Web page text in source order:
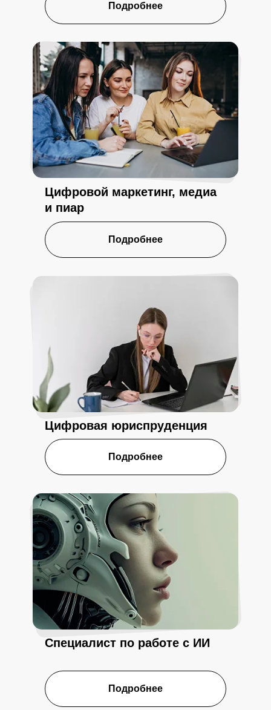
Подробнее
Цифровой маркетинг, медиа
и пиар
Подробнее
Цифровая юриспруденция
Подробнее
Подробнее
Специалист по работе с ИИ